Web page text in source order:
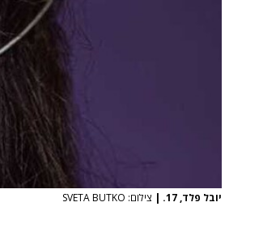
יובל פלד, 17. | צילום: SVETA BUTKO